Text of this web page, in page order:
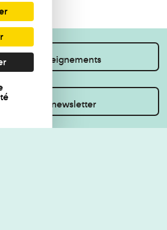
des renseignements
vous à la newsletter